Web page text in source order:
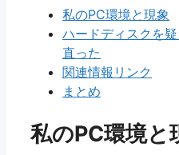
私のPC環境と現象
ハードディスクを
直った
関連情報リンク
まとめ
私のPC環境と